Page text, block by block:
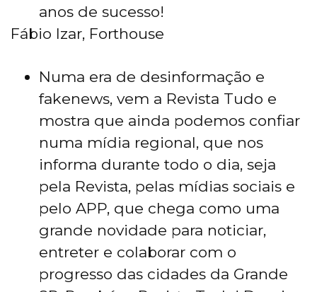
anos de sucesso!
Fábio Izar, Forthouse
Numa era de desinformação e
fakenews, vem a Revista Tudo e
mostra que ainda podemos confiar
numa mídia regional, que nos
informa durante todo o dia, seja
pela Revista, pelas mídias sociais e
pelo APP, que chega como uma
grande novidade para noticiar,
entreter e colaborar com o
progresso das cidades da Grande